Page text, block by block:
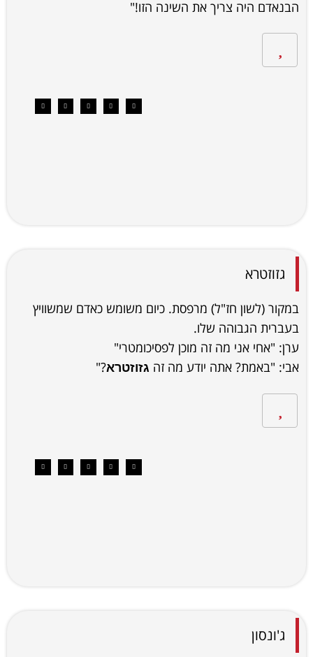
הבנאדם היה צריך את השינה הזו!"
גזוזטרא
במקור (לשון חז"ל) מרפסת. כיום משומש כאדם שמשוויץ
בעברית הגבוהה שלו.
ערן: "אחי אני מה זה מוכן לפסיכומטרי"
אבי: "באמת? אתה יודע מה זה גזוזטרא?"
ג'ונסון